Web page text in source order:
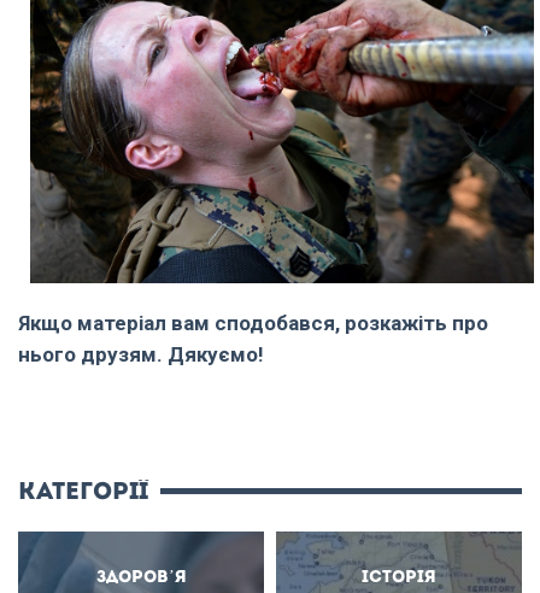
Якщо матеріал вам сподобався, розкажіть про
нього друзям. Дякуємо!
категорії
Здоров’я Історія